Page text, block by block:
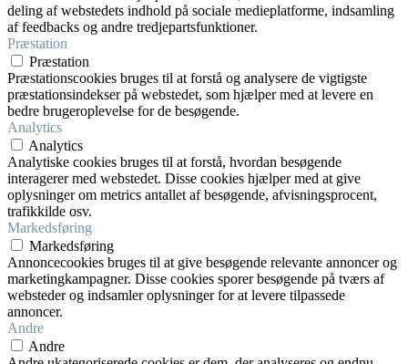
deling af webstedets indhold på sociale medieplatforme, indsamling
af feedbacks og andre tredjepartsfunktioner.
Præstation
Præstation
Præstationscookies bruges til at forstå og analysere de vigtigste
præstationsindekser på webstedet, som hjælper med at levere en
bedre brugeroplevelse for de besøgende.
Analytics
Analytics
Analytiske cookies bruges til at forstå, hvordan besøgende
interagerer med webstedet. Disse cookies hjælper med at give
oplysninger om metrics antallet af besøgende, afvisningsprocent,
trafikkilde osv.
Markedsføring
Markedsføring
Annoncecookies bruges til at give besøgende relevante annoncer og
marketingkampagner. Disse cookies sporer besøgende på tværs af
websteder og indsamler oplysninger for at levere tilpassede
annoncer.
Andre
Andre